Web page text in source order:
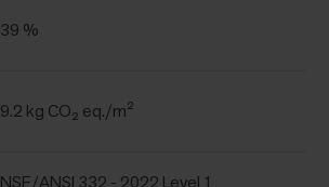
39 %
9.2 kg CO₂ eq./m²
NSF/ANSI 332 - 2022 Level 1